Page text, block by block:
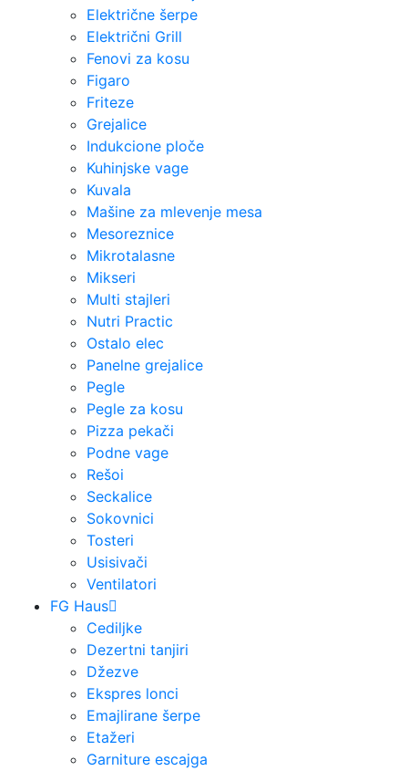
Električne šerpe
Električni Grill
Fenovi za kosu
Figaro
Friteze
Grejalice
Indukcione ploče
Kuhinjske vage
Kuvala
Mašine za mlevenje mesa
Mesoreznice
Mikrotalasne
Mikseri
Multi stajleri
Nutri Practic
Ostalo elec
Panelne grejalice
Pegle
Pegle za kosu
Pizza pekači
Podne vage
Rešoi
Seckalice
Sokovnici
Tosteri
Usisivači
Ventilatori
FG Haus
Cediljke
Dezertni tanjiri
Džezve
Ekspres lonci
Emajlirane šerpe
Etažeri
Garniture escajga